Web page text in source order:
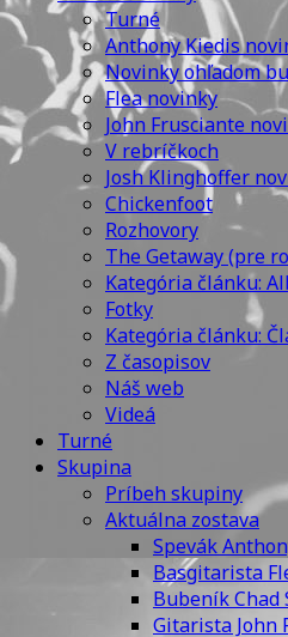
Turné
Anthony Kiedis
Novinky ohľadom
Flea novinky
John Frusciante
V rebríčkoch
Josh Klinghoffer
Chickenfoot
Rozhovory
The Getaway (pre
Kategória článku:
Fotky
Kategória článku:
Z časopisov
Náš web
Videá
Turné
Skupina
Príbeh skupiny
Aktuálna zostava
Spevák
Basgitarista
Bubeník Chad
Gitarista John